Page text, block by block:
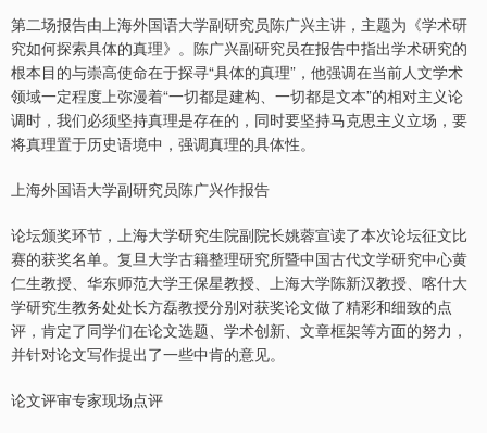
第二场报告由上海外国语大学副研究员陈广兴主讲，主题为《学术研
究如何探索具体的真理》。陈广兴副研究员在报告中指出学术研究的
根本目的与崇高使命在于探寻“具体的真理”，他强调在当前人文学术
领域一定程度上弥漫着“一切都是建构、一切都是文本”的相对主义论
调时，我们必须坚持真理是存在的，同时要坚持马克思主义立场，要
将真理置于历史语境中，强调真理的具体性。
上海外国语大学副研究员陈广兴作报告
论坛颁奖环节，上海大学研究生院副院长姚蓉宣读了本次论坛征文比
赛的获奖名单。复旦大学古籍整理研究所暨中国古代文学研究中心黄
仁生教授、华东师范大学王保星教授、上海大学陈新汉教授、喀什大
学研究生教务处处长方磊教授分别对获奖论文做了精彩和细致的点
评，肯定了同学们在论文选题、学术创新、文章框架等方面的努力，
并针对论文写作提出了一些中肯的意见。
论文评审专家现场点评